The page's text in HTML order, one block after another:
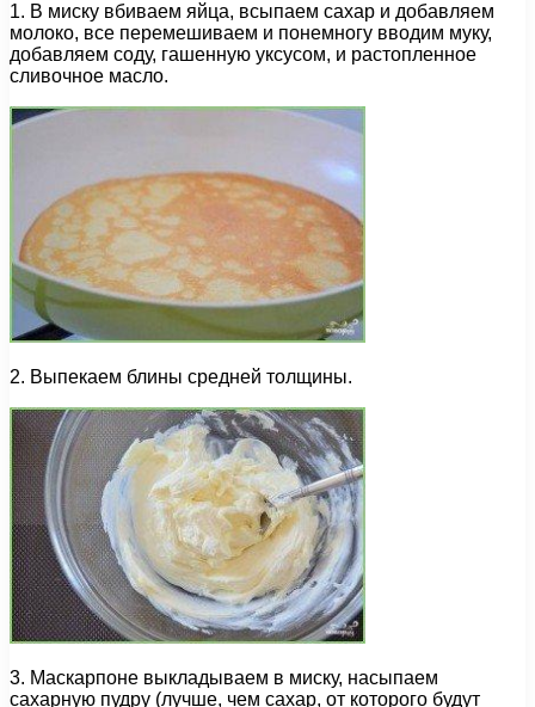
1. В миску вбиваем яйца, всыпаем сахар и добавляем
молоко, все перемешиваем и понемногу вводим муку,
добавляем соду, гашенную уксусом, и растопленное
сливочное масло.
2. Выпекаем блины средней толщины.
3. Маскарпоне выкладываем в миску, насыпаем
сахарную пудру (лучше, чем сахар, от которого будут